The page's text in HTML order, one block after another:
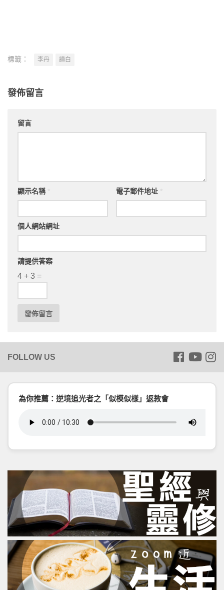
標籤： 李丹 讀白
發佈留言
留言
顯示名稱 電子郵件地址
個人網站網址
請提供答案
4 + 3 =
為你推薦：逆境追光者之「似模似樣」返教會